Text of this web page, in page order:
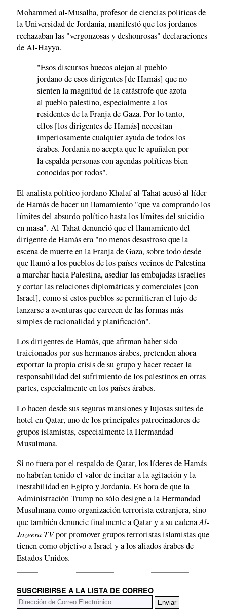
Mohammed al-Musalha, profesor de ciencias políticas de
la Universidad de Jordania, manifestó que los jordanos
rechazaban las "vergonzosas y deshonrosas" declaraciones
de Al-Hayya.
"Esos discursos huecos alejan al pueblo
jordano de esos dirigentes [de Hamás] que no
sienten la magnitud de la catástrofe que azota
al pueblo palestino, especialmente a los
residentes de la Franja de Gaza. Por lo tanto,
ellos [los dirigentes de Hamás] necesitan
imperiosamente cualquier ayuda de todos los
árabes. Jordania no acepta que le apuñalen por
la espalda personas con agendas políticas bien
conocidas por todos".
El analista político jordano Khalaf al-Tahat acusó al líder
de Hamás de hacer un llamamiento "que va comprando los
límites del absurdo político hasta los límites del suicidio
en masa". Al-Tahat denunció que el llamamiento del
dirigente de Hamás era "no menos desastroso que la
escena de muerte en la Franja de Gaza, sobre todo desde
que llamó a los pueblos de los países vecinos de Palestina
a marchar hacia Palestina, asediar las embajadas israelíes
y cortar las relaciones diplomáticas y comerciales [con
Israel], como si estos pueblos se permitieran el lujo de
lanzarse a aventuras que carecen de las formas más
simples de racionalidad y planificación".
Los dirigentes de Hamás, que afirman haber sido
traicionados por sus hermanos árabes, pretenden ahora
exportar la propia crisis de su grupo y hacer recaer la
responsabilidad del sufrimiento de los palestinos en otras
partes, especialmente en los países árabes.
Lo hacen desde sus seguras mansiones y lujosas suites de
hotel en Qatar, uno de los principales patrocinadores de
grupos islamistas, especialmente la Hermandad
Musulmana.
Si no fuera por el respaldo de Qatar, los líderes de Hamás
no habrían tenido el valor de incitar a la agitación y la
inestabilidad en Egipto y Jordania. Es hora de que la
Administración Trump no sólo designe a la Hermandad
Musulmana como organización terrorista extranjera, sino
que también denuncie finalmente a Qatar y a su cadenaAl-
Jazeera TVpor promover grupos terroristas islamistas que
tienen como objetivo a Israel y a los aliados árabes de
Estados Unidos.
SUSCRIBIRSE A LA LISTA DE CORREO